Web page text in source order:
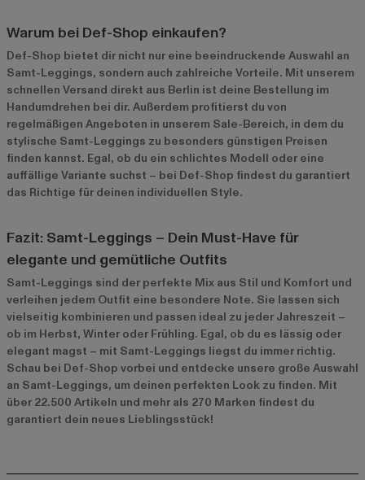
Warum bei Def-Shop einkaufen?
Def-Shop bietet dir nicht nur eine beeindruckende Auswahl an
Samt-Leggings, sondern auch zahlreiche Vorteile. Mit unserem
schnellen Versand direkt aus Berlin ist deine Bestellung im
Handumdrehen bei dir. Außerdem profitierst du von
regelmäßigen Angeboten in unserem Sale-Bereich, in dem du
stylische Samt-Leggings zu besonders günstigen Preisen
finden kannst. Egal, ob du ein schlichtes Modell oder eine
auffällige Variante suchst – bei Def-Shop findest du garantiert
das Richtige für deinen individuellen Style.
Fazit: Samt-Leggings – Dein Must-Have für
elegante und gemütliche Outfits
Samt-Leggings sind der perfekte Mix aus Stil und Komfort und
verleihen jedem Outfit eine besondere Note. Sie lassen sich
vielseitig kombinieren und passen ideal zu jeder Jahreszeit –
ob im Herbst, Winter oder Frühling. Egal, ob du es lässig oder
elegant magst – mit Samt-Leggings liegst du immer richtig.
Schau bei Def-Shop vorbei und entdecke unsere große Auswahl
an Samt-Leggings, um deinen perfekten Look zu finden. Mit
über 22.500 Artikeln und mehr als 270 Marken findest du
garantiert dein neues Lieblingsstück!